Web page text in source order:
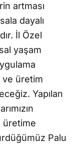
artması
dayalı
İl Özel
yaşam
ve üretim
Yapılan
üretime
Palu